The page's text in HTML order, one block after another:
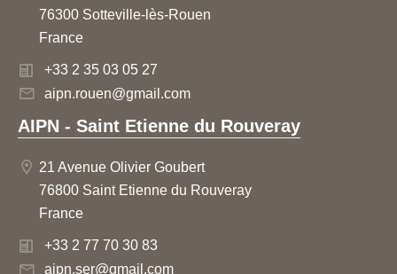
76300 Sotteville-lès-Rouen
France
+33 2 35 03 05 27
aipn.rouen@gmail.com
AIPN - Saint Etienne du Rouveray
21 Avenue Olivier Goubert
76800 Saint Etienne du Rouveray
France
+33 2 77 70 30 83
aipn.ser@gmail.com